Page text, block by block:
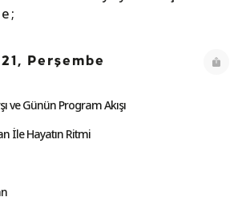
Perşembe
ve Günün Program Akışı
İle Hayatın Ritmi